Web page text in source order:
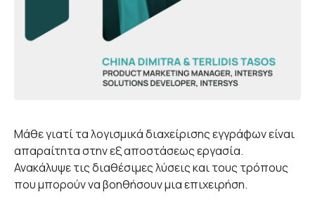
Μάθε γιατί τα λογισμικά διαχείρισης εγγράφων είναι
απαραίτητα στην εξ αποστάσεως εργασία.
Ανακάλυψε τις διαθέσιμες λύσεις και τους τρόπους
που μπορούν να βοηθήσουν μια επιχειρήση.